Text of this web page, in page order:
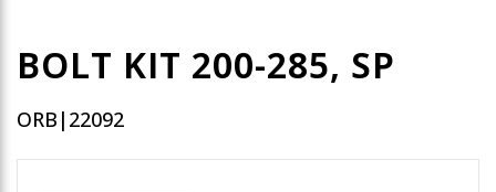
BOLT KIT 200-285, SP
ORB|22092